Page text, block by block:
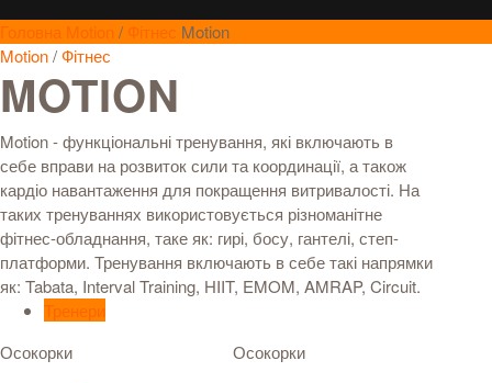
Головна Motion / Фітнес Motion
Motion/Фітнес
MOTION
Motion - функціональні тренування, які включають в
себе вправи на розвиток сили та координації, а також
кардіо навантаження для покращення витривалості. На
таких тренуваннях використовується різноманітне
фітнес-обладнання, таке як: гирі, босу, гантелі, степ-
платформи. Тренування включають в себе такі напрямки
як: Tabata, Interval Training, HIIT, EMOM, AMRAP, Circuit.
Тренери
Осокорки
Осокорки